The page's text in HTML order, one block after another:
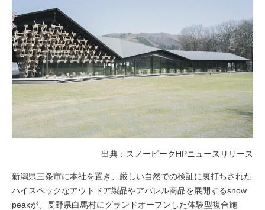
出典：スノーピークHPニュースリリース
新潟県三条市に本社を置き、厳しい自然での検証に裏打ちされた
ハイスペックなアウトドア製品やアパレル商品を展開するsnow
peakが、長野県白馬村にグランドオープンした体験型複合施